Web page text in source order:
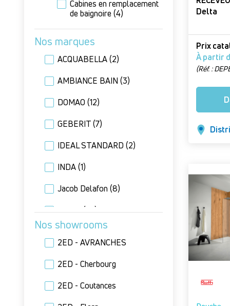
Cabines en remplacement
de baignoire(4)
Nos marques
ACQUABELLA(2)
AMBIANCE BAIN (3)
DOMAO (12)
GEBERIT(7)
IDEAL STANDARD (2)
INDA(1)
Jacob Delafon (8)
Kinedo(27)
Limatec(2)
Nos showrooms
2ED - AVRANCHES
2ED - Cherbourg
2ED - Coutances
Delta
Prix
(Réf. :